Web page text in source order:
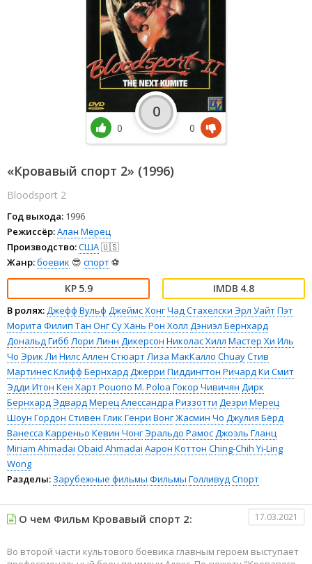
«Кровавый спорт 2» (1996)
Bloodsport 2
Год выхода: 1996
Режиссёр:Алан Мерец
Производство:США🇺🇸
Жанр:боевик 😎 спорт⚽
5.9 4.8
В ролях:Джефф Вульф Джеймс ХонгЧад Стахелски Эрл УайтПэт
Морита Филип Тан Онг Су Хань Рон Холл Дэниэл Бернхард
Дональд Гибб Лори Линн Дикерсон Николас Хилл Мастер Хи Иль
Чо Эрик Ли Нилс Аллен СтюартЛиза МакКалло ChuayСтив
МартинесКлифф БернхардДжерри Пиддингтон Ричард Ки Смит
Эдди Итон Кен ХартPouono M. Poloa Гокор Чивичян Дирк
БернхардЭдвард МерецАлессандра Риззотти Дезри Мерец
Шоун Гордон Стивен Глик Генри ВонгЖасмин Чо Джулия Бёрд
Ванесса Карреньо Кевин ЧонгЭральдо РамосДжоэль Гланц
Miriam Ahmadai Obaid Ahmadai Аарон Коттон Ching-Chih Yi-Ling
Wong
Разделы: Зарубежные фильмы Фильмы ГолливудСпорт
0
0
0
О чем Фильм Кровавый спорт 2: 17.03.2021
Во второй части культового боевика главным героем выступает